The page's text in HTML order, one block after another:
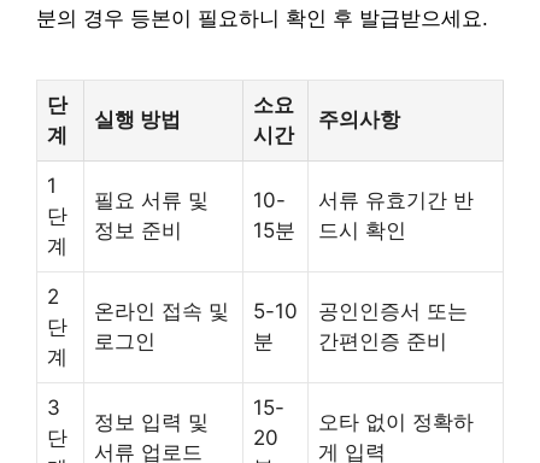
분의 경우 등본이 필요하니 확인 후 발급받으세요.
단
계
실행 방법
소요
시간
주의사항
1
단
계
필요 서류 및
정보 준비
10-
15분
서류 유효기간 반
드시 확인
2
단
계
온라인 접속 및
로그인
5-10
분
공인인증서 또는
간편인증 준비
3
단
정보 입력 및
서류 업로드
15-
20
오타 없이 정확하
게 입력